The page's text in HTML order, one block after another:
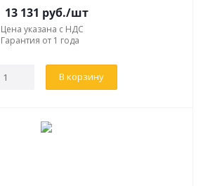
13 131 руб./шт
Цена указана с НДС
Гарантия от 1 года
В корзину